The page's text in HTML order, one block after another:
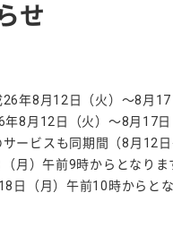
せ
年8月12日（火）～8月17
8月12日（火）～8月17日
ービスも同期間（8月12
月）午前9時からとなりま
日（月）午前10時からとな